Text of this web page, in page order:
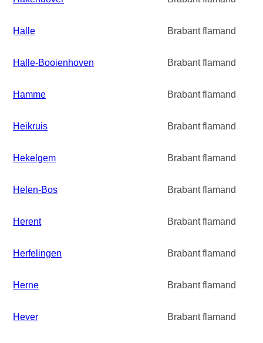
Halle Brabant flamand
Halle-Booienhoven Brabant flamand
Hamme Brabant flamand
Heikruis Brabant flamand
Hekelgem Brabant flamand
Helen-Bos Brabant flamand
Herent Brabant flamand
Herfelingen Brabant flamand
Herne Brabant flamand
Hever Brabant flamand